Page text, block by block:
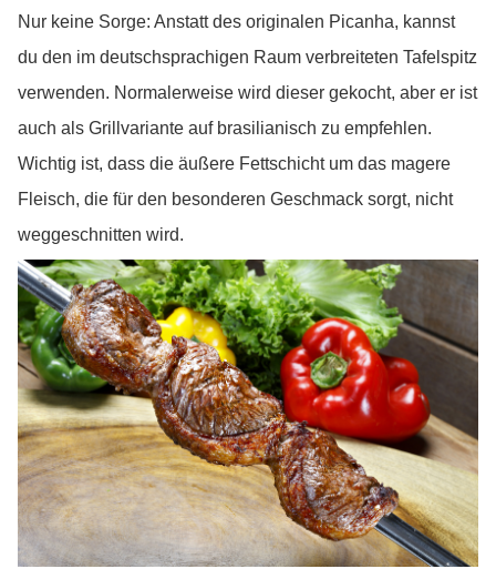
Nur keine Sorge: Anstatt des originalen Picanha, kannst
du den im deutschsprachigen Raum verbreiteten Tafelspitz
verwenden. Normalerweise wird dieser gekocht, aber er ist
auch als Grillvariante auf brasilianisch zu empfehlen.
Wichtig ist, dass die äußere Fettschicht um das magere
Fleisch, die für den besonderen Geschmack sorgt, nicht
weggeschnitten wird.